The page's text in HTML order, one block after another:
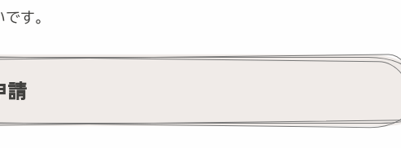
す。
請